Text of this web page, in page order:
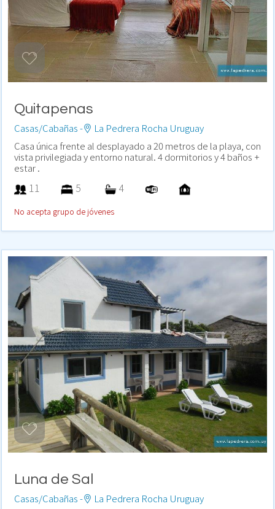
Quitapenas
Casas/Cabañas -
La Pedrera Rocha Uruguay
Casa única frente al desplayado a 20 metros de la playa, con
vista privilegiada y entorno natural. 4 dormitorios y 4 baños +
estar .
11 5 4
No acepta grupo de jóvenes
Luna de Sal
Casas/Cabañas -
La Pedrera Rocha Uruguay